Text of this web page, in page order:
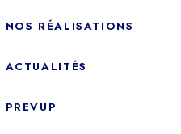
NOS RÉALISATIONS
ACTUALITÉS
PREVUP